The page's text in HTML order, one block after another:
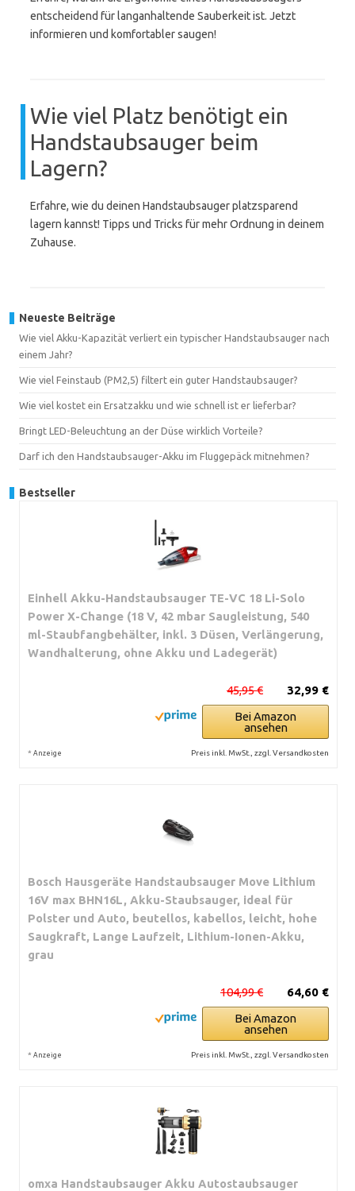
entscheidend für langanhaltende Sauberkeit ist. Jetzt
informieren und komfortabler saugen!
Wie viel Platz benötigt ein
Handstaubsauger beim
Lagern?
Erfahre, wie du deinen Handstaubsauger platzsparend
lagern kannst! Tipps und Tricks für mehr Ordnung in deinem
Zuhause.
Neueste Beiträge
Wie viel Akku-Kapazität verliert ein typischer Handstaubsauger nach
einem Jahr?
Wie viel Feinstaub (PM2,5) filtert ein guter Handstaubsauger?
Wie viel kostet ein Ersatzakku und wie schnell ist er lieferbar?
Bringt LED-Beleuchtung an der Düse wirklich Vorteile?
Darf ich den Handstaubsauger-Akku im Fluggepäck mitnehmen?
Bestseller
Einhell Akku-Handstaubsauger TE-VC 18 Li-Solo
Power X-Change (18 V, 42 mbar Saugleistung, 540
ml-Staubfangbehälter, inkl. 3 Düsen, Verlängerung,
Wandhalterung, ohne Akku und Ladegerät)
32,99 €
45,95 €
Bei Amazon
ansehen
* Anzeige Preis inkl. MwSt., zzgl. Versandkosten
Bosch Hausgeräte Handstaubsauger Move Lithium
16V max BHN16L, Akku-Staubsauger, ideal für
Polster und Auto, beutellos, kabellos, leicht, hohe
Saugkraft, Lange Laufzeit, Lithium-Ionen-Akku,
grau
64,60 €
104,99 €
Bei Amazon
ansehen
* Anzeige Preis inkl. MwSt., zzgl. Versandkosten
omxa Handstaubsauger Akku Autostaubsauger